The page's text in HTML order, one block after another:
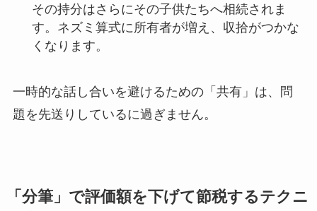
その持分はさらにその子供たちへ相続されま
す。ネズミ算式に所有者が増え、収拾がつかな
くなります。
一時的な話し合いを避けるための「共有」は、問
題を先送りしているに過ぎません。
「分筆」で評価額を下げて節税するテクニ